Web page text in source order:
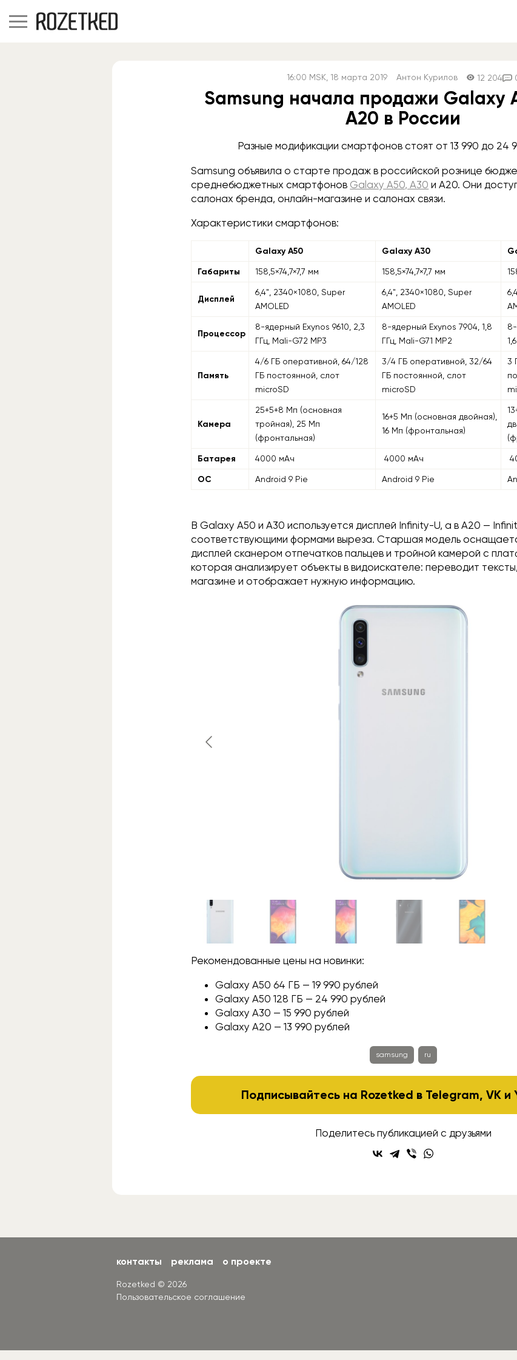
16:00 MSK, 18 марта 2019 Антон Курилов 12 204
Samsung начала продажи Galaxy
A20 в России
Разные модификации смартфонов стоят от 13 990 до 24
Samsung объявила о старте продаж в российской рознице
среднебюджетных смартфонов Galaxy A50, A30 и A20. Они
салонах бренда, онлайн-магазине и салонах связи.
Характеристики смартфонов:
Galaxy A50 Galaxy A30
Габариты
158,5×74,7×7,7 мм 158,5×74,7×7,7 мм
Дисплей
6,4", 2340×1080, Super
AMOLED
6,4", 2340×1080, Super
AMOLED
Процессор
8-ядерный Exynos 9610, 2,3
ГГц, Mali-G72 MP3
8-ядерный Exynos 7904, 1,8
ГГц, Mali-G71 MP2
Память
4/6 ГБ оперативной, 64/128
ГБ постоянной, слот
microSD
3/4 ГБ оперативной, 32/64
ГБ постоянной, слот
microSD
3
Камера
25+5+8 Мп (основная
тройная), 25 Мп
(фронтальная)
16+5 Мп (основная двойная),
16 Мп (фронтальная)
Батарея 4000 мАч 4000 мАч
ОС Android 9 Pie Android 9 Pie
В Galaxy A50 и A30 используется дисплей Infinity-U, а в A20 —
соответствующими формами выреза. Старшая модель
дисплей сканером отпечатков пальцев и тройной камерой с
которая анализирует объекты в видоискателе: переводит
магазине и отображает нужную информацию.
Рекомендованные цены на новинки:
Galaxy A50 64 ГБ — 19 990 рублей
Galaxy A50 128 ГБ — 24 990 рублей
Galaxy A30 — 15 990 рублей
Galaxy A20 — 13 990 рублей
samsung ru
Подписывайтесь на Rozetked в Telegram,VK и
Поделитесь публикацией с друзьями
контакты реклама о проекте
Rozetked © 2026
Пользовательское соглашение